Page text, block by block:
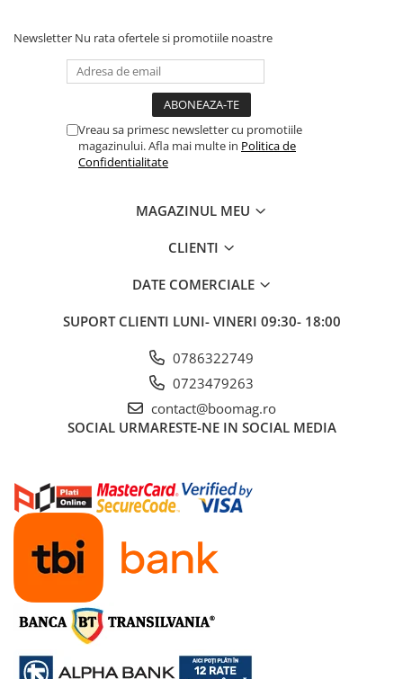
Saboti frana bicicleta
Adaptoare frana bicicleta
Frane pe disc
Accesorii frane bicicleta
Roti bicicleta
Sei si tija sa bicicleta
Angrenaj pedalier
Butuci pedalieri
Brat pedalier
Schimbator de viteze bicicleta
Schimbatoare fata
Schimbatoare spate
Manete schimbator si frana
Manete frana bicicleta
Newsletter Nu rata ofertele si promotiile noastre
Vreau sa primesc newsletter cu promotiile
magazinului. Afla mai multe in Politica de
Confidentialitate
MAGAZINUL MEU
CLIENTI
DATE COMERCIALE
SUPORT CLIENTI LUNI- VINERI 09:30- 18:00
0786322749
0723479263
contact@boomag.ro
SOCIAL URMARESTE-NE IN SOCIAL MEDIA